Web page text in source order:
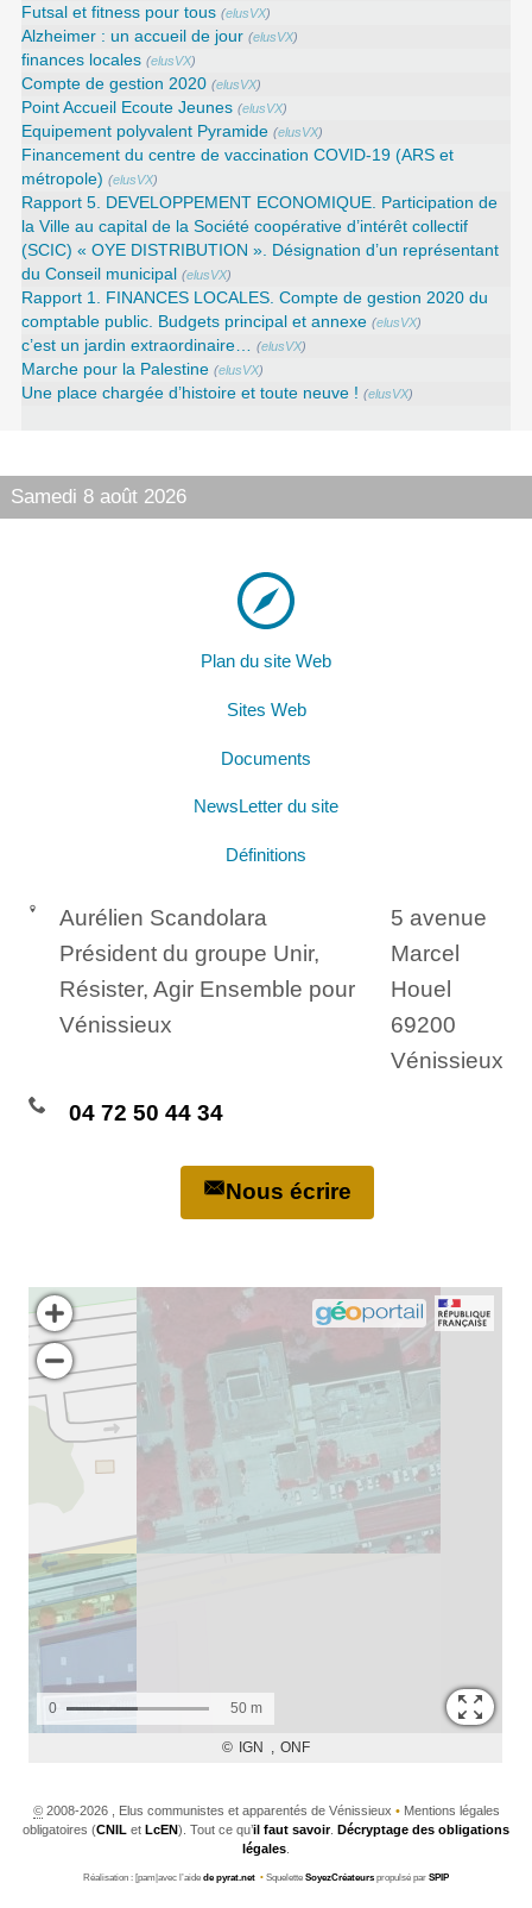
Futsal et fitness pour tous (elusVX)
Alzheimer : un accueil de jour (elusVX)
finances locales (elusVX)
Compte de gestion 2020 (elusVX)
Point Accueil Ecoute Jeunes (elusVX)
Equipement polyvalent Pyramide (elusVX)
Financement du centre de vaccination COVID-19 (ARS et
métropole) (elusVX)
Rapport 5. DEVELOPPEMENT ECONOMIQUE. Participation de
la Ville au capital de la Société coopérative d’intérêt collectif
(SCIC) « OYE DISTRIBUTION ». Désignation d’un représentant
du Conseil municipal
(elusVX)
Rapport 1. FINANCES LOCALES. Compte de gestion 2020 du
comptable public. Budgets principal et annexe (elusVX)
c’est un jardin extraordinaire… (elusVX)
Marche pour la Palestine (elusVX)
Une place chargée d’histoire et toute neuve ! (elusVX)
Samedi 8 août 2026
Plan du site Web
Sites Web
Documents
NewsLetter du site
Définitions
Aurélien Scandolara
Président du groupe Unir,
Résister, Agir Ensemble pour
Vénissieux
5 avenue
Marcel
Houel
69200
Vénissieux
04 72 50 44 34
Nous écrire
©2008-2026 , Elus communistes et apparentés de Vénissieux •Mentions légales
obligatoires (CNIL et LcEN). Tout ce qu’il faut savoir. Décryptage des obligations
légales
Réalisation : [pam|avec l’aide de pyrat.net • Squelette SoyezCréateurs propulsé par SPIP